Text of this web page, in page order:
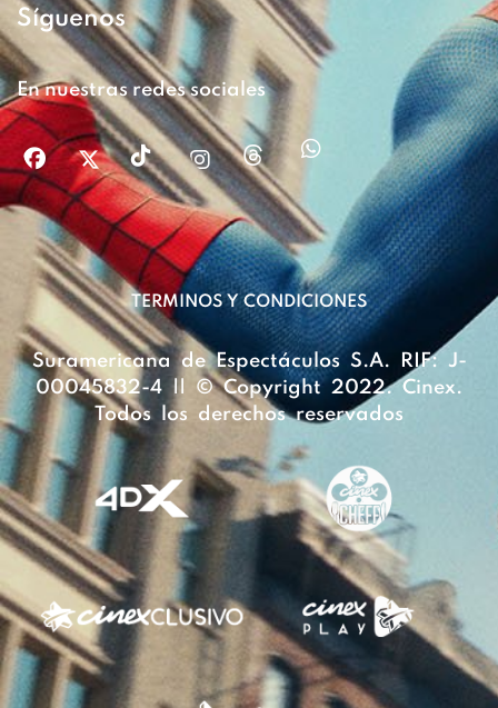
Síguenos
En nuestras redes sociales
TERMINOS Y CONDICIONES
Suramericana de Espectáculos S.A. RIF: J-
00045832-4 || © Copyright 2022. Cinex.
Todos los derechos reservados